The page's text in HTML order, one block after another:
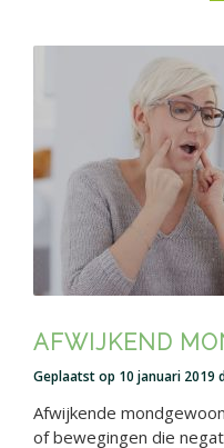
AFWIJKEND
Geplaatst op 10 januari 2019
Afwijkende
of bewegingen die